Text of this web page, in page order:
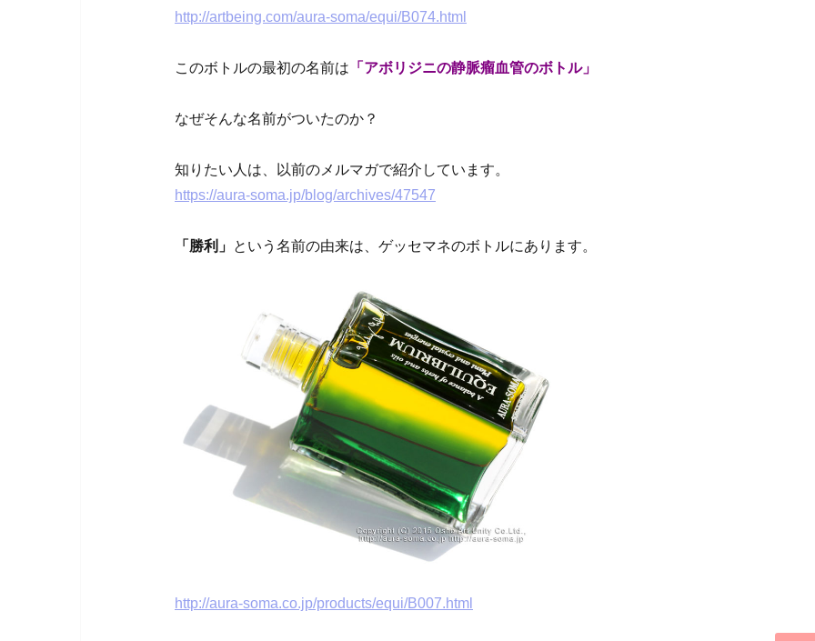
http://artbeing.com/aura-soma/equi/B074.html
このボトルの最初の名前は 「アボリジニの静脈瘤血管のボトル」
なぜそんな名前がついたのか？
知りたい人は、以前のメルマガで紹介しています。
https://aura-soma.jp/blog/archives/47547
「勝利」 という名前の由来は、ゲッセマネのボトルにあります。
http://aura-soma.co.jp/products/equi/B007.html